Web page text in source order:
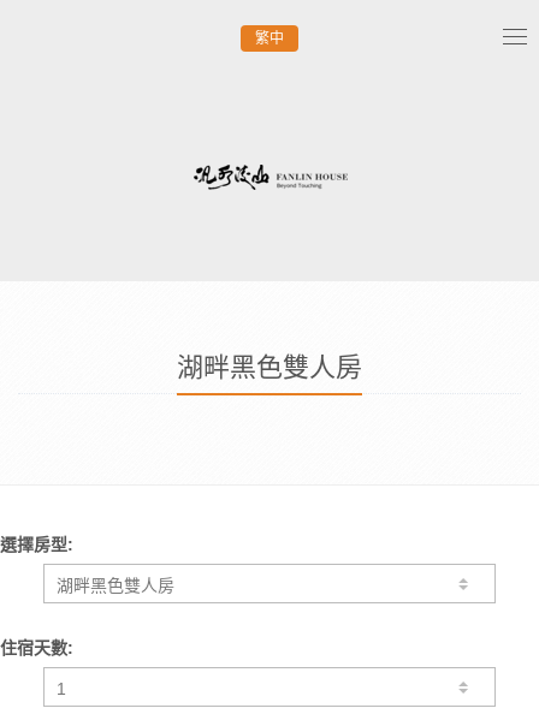
繁中
湖畔黑色雙人房
選擇房型:
住宿天數: